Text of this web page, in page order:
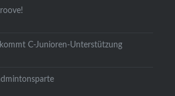
C-Junioren-Unterstützung